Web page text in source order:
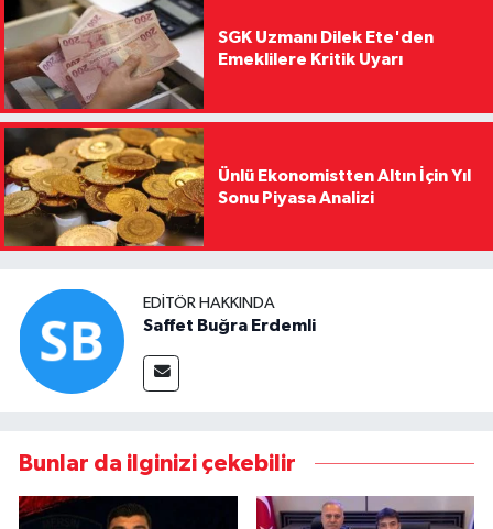
SGK Uzmanı Dilek Ete'den
Emeklilere Kritik Uyarı
Ünlü Ekonomistten Altın İçin Yıl
Sonu Piyasa Analizi
EDITÖR HAKKINDA
Saffet Buğra Erdemli
Bunlar da ilginizi çekebilir